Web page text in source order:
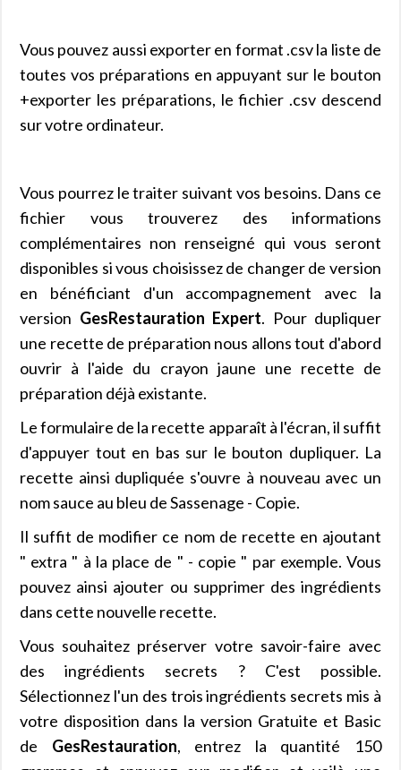
Vous pouvez aussi exporter en format .csv la liste de
toutes vos préparations en appuyant sur le bouton
+exporter les préparations, le fichier .csv descend
sur votre ordinateur.
Vous pourrez le traiter suivant vos besoins. Dans ce
fichier vous trouverez des informations
complémentaires non renseigné qui vous seront
disponibles si vous choisissez de changer de version
en bénéficiant d'un accompagnement avec la
version GesRestauration Expert. Pour dupliquer
une recette de préparation nous allons tout d'abord
ouvrir à l'aide du crayon jaune une recette de
préparation déjà existante.
Le formulaire de la recette apparaît à l'écran, il suffit
d'appuyer tout en bas sur le bouton dupliquer. La
recette ainsi dupliquée s'ouvre à nouveau avec un
nom sauce au bleu de Sassenage - Copie.
Il suffit de modifier ce nom de recette en ajoutant
" extra " à la place de " - copie " par exemple. Vous
pouvez ainsi ajouter ou supprimer des ingrédients
dans cette nouvelle recette.
Vous souhaitez préserver votre savoir-faire avec
des ingrédients secrets ? C'est possible.
Sélectionnez l'un des trois ingrédients secrets mis à
votre disposition dans la version Gratuite et Basic
de GesRestauration, entrez la quantité 150